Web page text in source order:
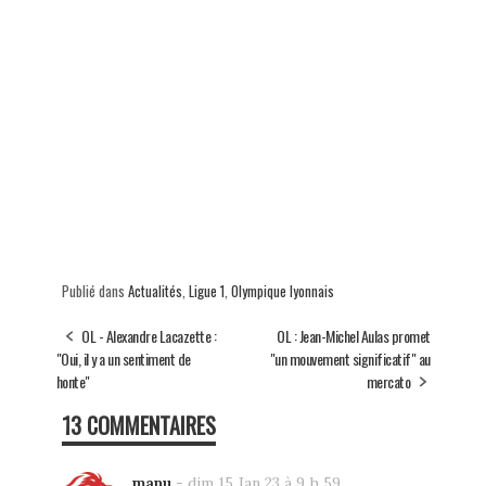
Publié dans Actualités, Ligue 1, Olympique lyonnais
OL - Alexandre Lacazette :
"Oui, il y a un sentiment de
honte"
OL : Jean-Michel Aulas promet
"un mouvement significatif" au
mercato
13 COMMENTAIRES